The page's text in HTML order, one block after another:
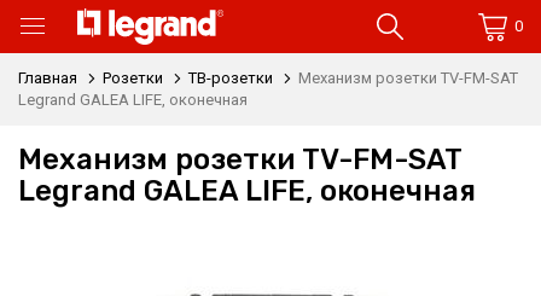
0
Главная Розетки ТВ-розетки
Механизм розетки TV-FM-SAT
Legrand GALEA LIFE, оконечная
Механизм розетки TV-FM-SAT
Legrand GALEA LIFE, оконечная